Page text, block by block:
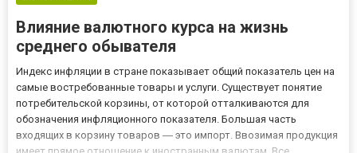
Влияние валютного курса на жизнь
среднего обывателя
Индекс инфляции в стране показывает общий показатель цен на
самые востребованные товары и услуги. Существует понятие
потребительской корзины, от которой отталкиваются для
обозначения инфляционного показателя. Большая часть
входящих в корзину товаров ― это импорт. Ввозимая продукция